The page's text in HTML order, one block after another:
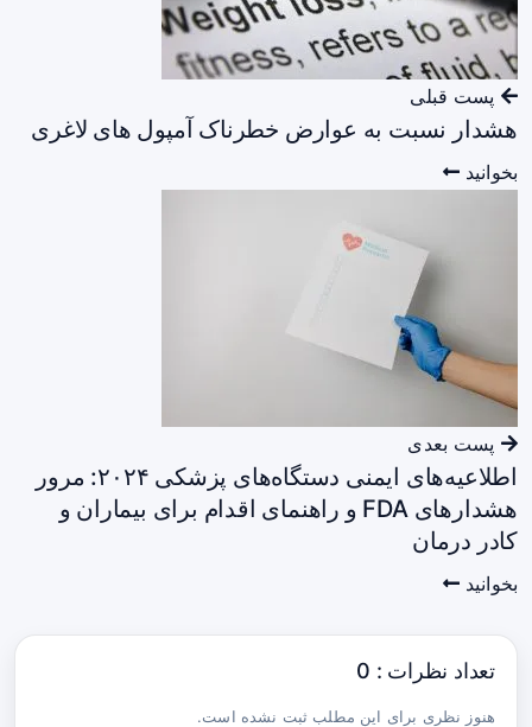
پست قبلی
هشدار نسبت به عوارض خطرناک آمپول های لاغری
بخوانید
پست بعدی
اطلاعیه‌های ایمنی دستگاه‌های پزشکی ۲۰۲۴: مرور
هشدارهای FDA و راهنمای اقدام برای بیماران و
کادر درمان
بخوانید
تعداد نظرات : 0
هنوز نظری برای این مطلب ثبت نشده است.